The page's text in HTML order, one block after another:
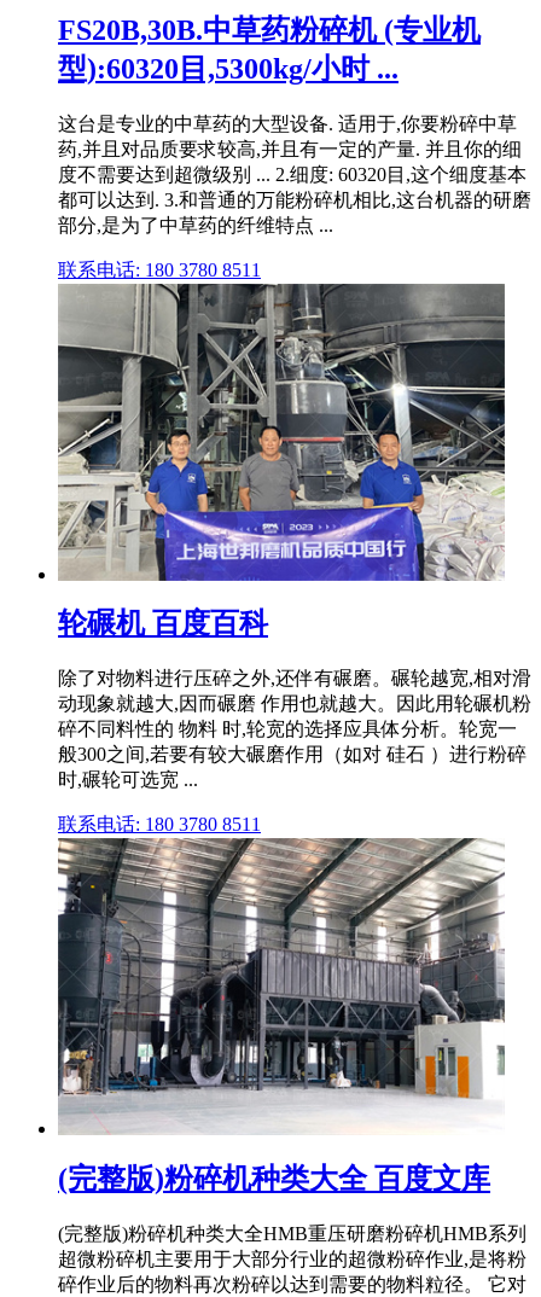
FS20B,30B.中草药粉碎机 (专业机
型):60320目,5300kg/小时 ...
这台是专业的中草药的大型设备. 适用于,你要粉碎中草
药,并且对品质要求较高,并且有一定的产量. 并且你的细
度不需要达到超微级别 ... 2.细度: 60320目,这个细度基本
都可以达到. 3.和普通的万能粉碎机相比,这台机器的研磨
部分,是为了中草药的纤维特点 ...
联系电话: 180 3780 8511
轮碾机 百度百科
除了对物料进行压碎之外,还伴有碾磨。碾轮越宽,相对滑
动现象就越大,因而碾磨 作用也就越大。因此用轮碾机粉
碎不同料性的 物料 时,轮宽的选择应具体分析。轮宽一
般300之间,若要有较大碾磨作用（如对 硅石 ）进行粉碎
时,碾轮可选宽 ...
联系电话: 180 3780 8511
(完整版)粉碎机种类大全 百度文库
(完整版)粉碎机种类大全HMB重压研磨粉碎机HMB系列
超微粉碎机主要用于大部分行业的超微粉碎作业,是将粉
碎作业后的物料再次粉碎以达到需要的物料粒径。 它对